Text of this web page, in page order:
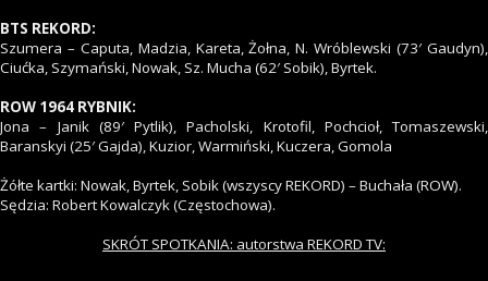
BTS REKORD:
Szumera – Caputa, Madzia, Kareta, Żołna, N. Wróblewski (73′ Gaudyn),
Ciućka, Szymański, Nowak, Sz. Mucha (62′ Sobik), Byrtek.
ROW 1964 RYBNIK:
Jona – Janik (89′ Pytlik), Pacholski, Krotofil, Pochcioł, Tomaszewski,
Baranskyi (25′ Gajda), Kuzior, Warmiński, Kuczera, Gomola
Żółte kartki: Nowak, Byrtek, Sobik (wszyscy REKORD) – Buchała (ROW).
Sędzia: Robert Kowalczyk (Częstochowa).
SKRÓT SPOTKANIA: autorstwa REKORD TV: